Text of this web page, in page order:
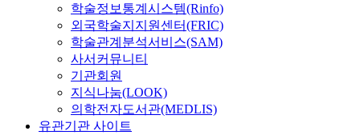
학술정보통계시스템(Rinfo)
외국학술지지원센터(FRIC)
학술관계분석서비스(SAM)
사서커뮤니티
기관회원
지식나눔(LOOK)
의학전자도서관(MEDLIS)
유관기관 사이트